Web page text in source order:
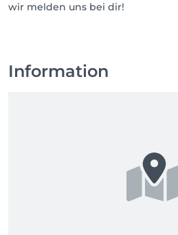
wir melden uns bei dir!
Information